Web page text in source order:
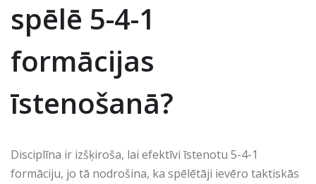
spēlē 5-4-1
formācijas
īstenošanā?
Disciplīna ir izšķiroša, lai efektīvi īstenotu 5-4-1
formāciju, jo tā nodrošina, ka spēlētāji ievēro taktiskās